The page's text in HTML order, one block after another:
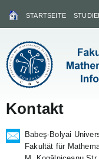
STARTSEITE
Kontakt
Babeş-Bolyai
Fakultät für